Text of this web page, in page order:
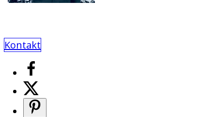
Kontakt